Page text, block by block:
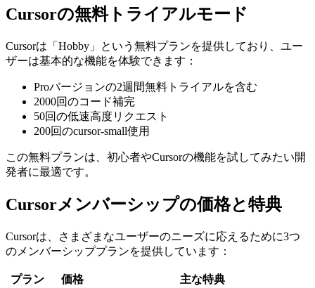
Cursorの無料トライアルモード
Cursorは「Hobby」という無料プランを提供しており、ユー
ザーは基本的な機能を体験できます：
Proバージョンの2週間無料トライアルを含む
2000回のコード補完
50回の低速高度リクエスト
200回のcursor-small使用
この無料プランは、初心者やCursorの機能を試してみたい開
発者に最適です。
Cursorメンバーシップの価格と特典
Cursorは、さまざまなユーザーのニーズに応えるために3つ
のメンバーシッププランを提供しています：
プラン 価格
主な特典